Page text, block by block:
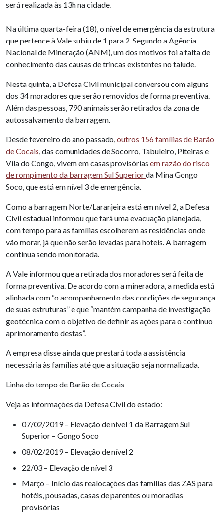
será realizada às 13h na cidade.
Na última quarta-feira (18), o nível de emergência da estrutura
que pertence à Vale subiu de 1 para 2. Segundo a Agência
Nacional de Mineração (ANM), um dos motivos foi a falta de
conhecimento das causas de trincas existentes no talude.
Nesta quinta, a Defesa Civil municipal conversou com alguns
dos 34 moradores que serão removidos de forma preventiva.
Além das pessoas, 790 animais serão retirados da zona de
autossalvamento da barragem.
Desde fevereiro do ano passado, outros 156 famílias de Barão
de Cocais , das comunidades de Socorro, Tabuleiro, Piteiras e
Vila do Congo, vivem em casas provisórias em razão do risco
de rompimento da barragem Sul Superiorda Mina Gongo
Soco, que está em nível 3 de emergência.
Como a barragem Norte/Laranjeira está em nível 2, a Defesa
Civil estadual informou que fará uma evacuação planejada,
com tempo para as famílias escolherem as residências onde
vão morar, já que não serão levadas para hoteis. A barragem
continua sendo monitorada.
A Vale informou que a retirada dos moradores será feita de
forma preventiva. De acordo com a mineradora, a medida está
alinhada com “o acompanhamento das condições de segurança
de suas estruturas” e que “mantém campanha de investigação
geotécnica com o objetivo de definir as ações para o contínuo
aprimoramento destas”.
A empresa disse ainda que prestará toda a assistência
necessária às famílias até que a situação seja normalizada.
Linha do tempo de Barão de Cocais
Veja as informações da Defesa Civil do estado:
07/02/2019 – Elevação de nível 1 da Barragem Sul
Superior – Gongo Soco
08/02/2019 – Elevação de nível 2
22/03 – Elevação de nível 3
Março – Início das realocações das famílias das ZAS para
hotéis, pousadas, casas de parentes ou moradias
provisórias